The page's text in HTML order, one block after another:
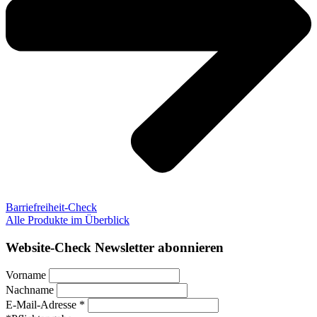
Barriefreiheit-Check
Alle Produkte im Überblick
Website-Check Newsletter abonnieren
Vorname
Nachname
E-Mail-Adresse *